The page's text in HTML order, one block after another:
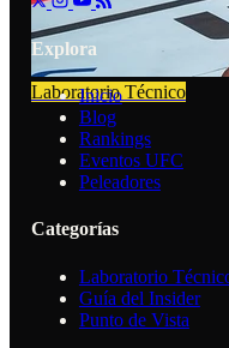
Laboratorio Técnico
Explora
Inicio
Blog
Rankings
Eventos UFC
Peleadores
Categorías
Laboratorio
Guía del Insider
Punto de Vista